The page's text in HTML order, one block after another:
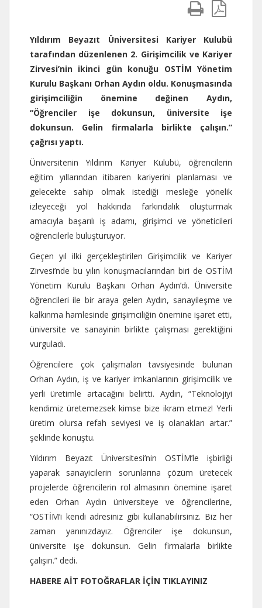
Yıldırım Beyazıt Üniversitesi Kariyer Kulubü
tarafından düzenlenen 2. Girişimcilik ve Kariyer
Zirvesi’nin ikinci gün konuğu OSTİM Yönetim
Kurulu Başkanı Orhan Aydın oldu. Konuşmasında
girişimciliğin önemine değinen Aydın,
“Öğrenciler işe dokunsun, üniversite işe
dokunsun. Gelin firmalarla birlikte çalışın.”
çağrısı yaptı.
Üniversitenin Yıldırım Kariyer Kulubü, öğrencilerin
eğitim yıllarından itibaren kariyerini planlaması ve
gelecekte sahip olmak istediği mesleğe yönelik
izleyeceği yol hakkında farkındalık oluşturmak
amacıyla başarılı iş adamı, girişimci ve yöneticileri
öğrencilerle buluşturuyor.
Geçen yıl ilki gerçekleştirilen Girişimcilik ve Kariyer
Zirvesi’nde bu yılın konuşmacılarından biri de OSTİM
Yönetim Kurulu Başkanı Orhan Aydın’dı. Üniversite
öğrencileri ile bir araya gelen Aydın, sanayileşme ve
kalkınma hamlesinde girişimciliğin önemine işaret etti,
üniversite ve sanayinin birlikte çalışması gerektiğini
vurguladı.
Öğrencilere çok çalışmaları tavsiyesinde bulunan
Orhan Aydın, iş ve kariyer imkanlarının girişimcilik ve
yerli üretimle artacağını belirtti. Aydın, “Teknolojiyi
kendimiz üretemezsek kimse bize ikram etmez! Yerli
üretim olursa refah seviyesi ve iş olanakları artar.”
şeklinde konuştu.
Yıldırım Beyazıt Üniversitesi’nin OSTİM’le işbirliği
yaparak sanayicilerin sorunlarına çözüm üretecek
projelerde öğrencilerin rol almasının önemine işaret
eden Orhan Aydın üniversiteye ve öğrencilerine,
“OSTİM’i kendi adresiniz gibi kullanabilirsiniz. Biz her
zaman yanınızdayız. Öğrenciler işe dokunsun,
üniversite işe dokunsun. Gelin firmalarla birlikte
çalışın.” dedi.
HABERE AİT FOTOĞRAFLAR İÇİN TIKLAYINIZ